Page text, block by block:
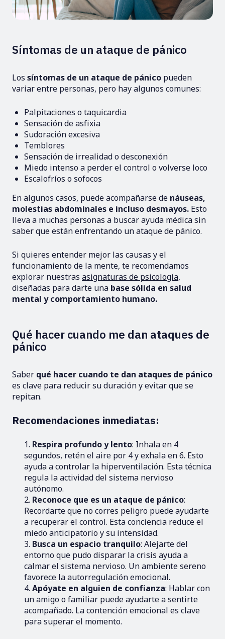
Síntomas de un ataque de pánico
Los síntomas de un ataque de pánico pueden
variar entre personas, pero hay algunos comunes:
Palpitaciones o taquicardia
Sensación de asfixia
Sudoración excesiva
Temblores
Sensación de irrealidad o desconexión
Miedo intenso a perder el control o volverse loco
Escalofríos o sofocos
En algunos casos, puede acompañarse de náuseas,
molestias abdominales e incluso desmayos. Esto
lleva a muchas personas a buscar ayuda médica sin
saber que están enfrentando un ataque de pánico.
Si quieres entender mejor las causas y el
funcionamiento de la mente, te recomendamos
explorar nuestras asignaturas de psicología,
diseñadas para darte una base sólida en salud
mental y comportamiento humano.
Qué hacer cuando me dan ataques de
pánico
Saber qué hacer cuando te dan ataques de pánico
es clave para reducir su duración y evitar que se
repitan.
Recomendaciones inmediatas:
Respira profundo y lento: Inhala en 4
segundos, retén el aire por 4 y exhala en 6. Esto
ayuda a controlar la hiperventilación. Esta técnica
regula la actividad del sistema nervioso
autónomo.
Reconoce que es un ataque de pánico:
Recordarte que no corres peligro puede ayudarte
a recuperar el control. Esta conciencia reduce el
miedo anticipatorio y su intensidad.
Busca un espacio tranquilo: Alejarte del
entorno que pudo disparar la crisis ayuda a
calmar el sistema nervioso. Un ambiente sereno
favorece la autorregulación emocional.
Apóyate en alguien de confianza: Hablar con
un amigo o familiar puede ayudarte a sentirte
acompañado. La contención emocional es clave
para superar el momento.